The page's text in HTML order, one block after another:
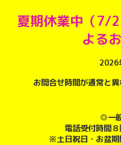
夏期休業中（7/
よる
2026
お問合せ時間が通常と
◎一
電話受付時間
※土日祝日・お盆